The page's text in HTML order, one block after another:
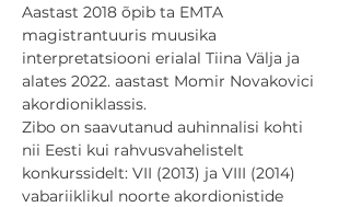
Aastast 2018 õpib ta EMTA
magistrantuuris muusika
interpretatsiooni erialal Tiina Välja ja
alates 2022. aastast Momir Novakovici
akordioniklassis.
Zibo on saavutanud auhinnalisi kohti
nii Eesti kui rahvusvahelistelt
konkurssidelt: VII (2013) ja VIII (2014)
vabariiklikul noorte akordionistide